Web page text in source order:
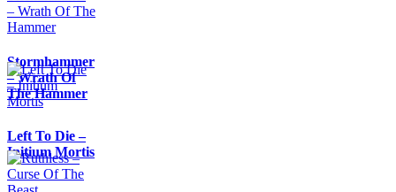
Stormhammer
– Wrath Of
The Hammer
Left To Die –
Initium Mortis